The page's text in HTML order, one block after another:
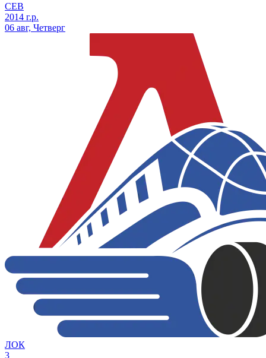
СЕВ
2014 г.р.
06 авг, Четверг
ЛОК
3